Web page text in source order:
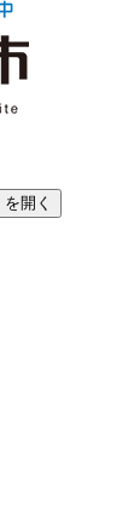
を開く